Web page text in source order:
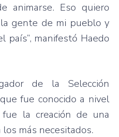
animarse. Eso quiero
gente de mi pueblo y
país”, manifestó Haedo
de la Selección
fue conocido a nivel
la creación de una
más necesitados.